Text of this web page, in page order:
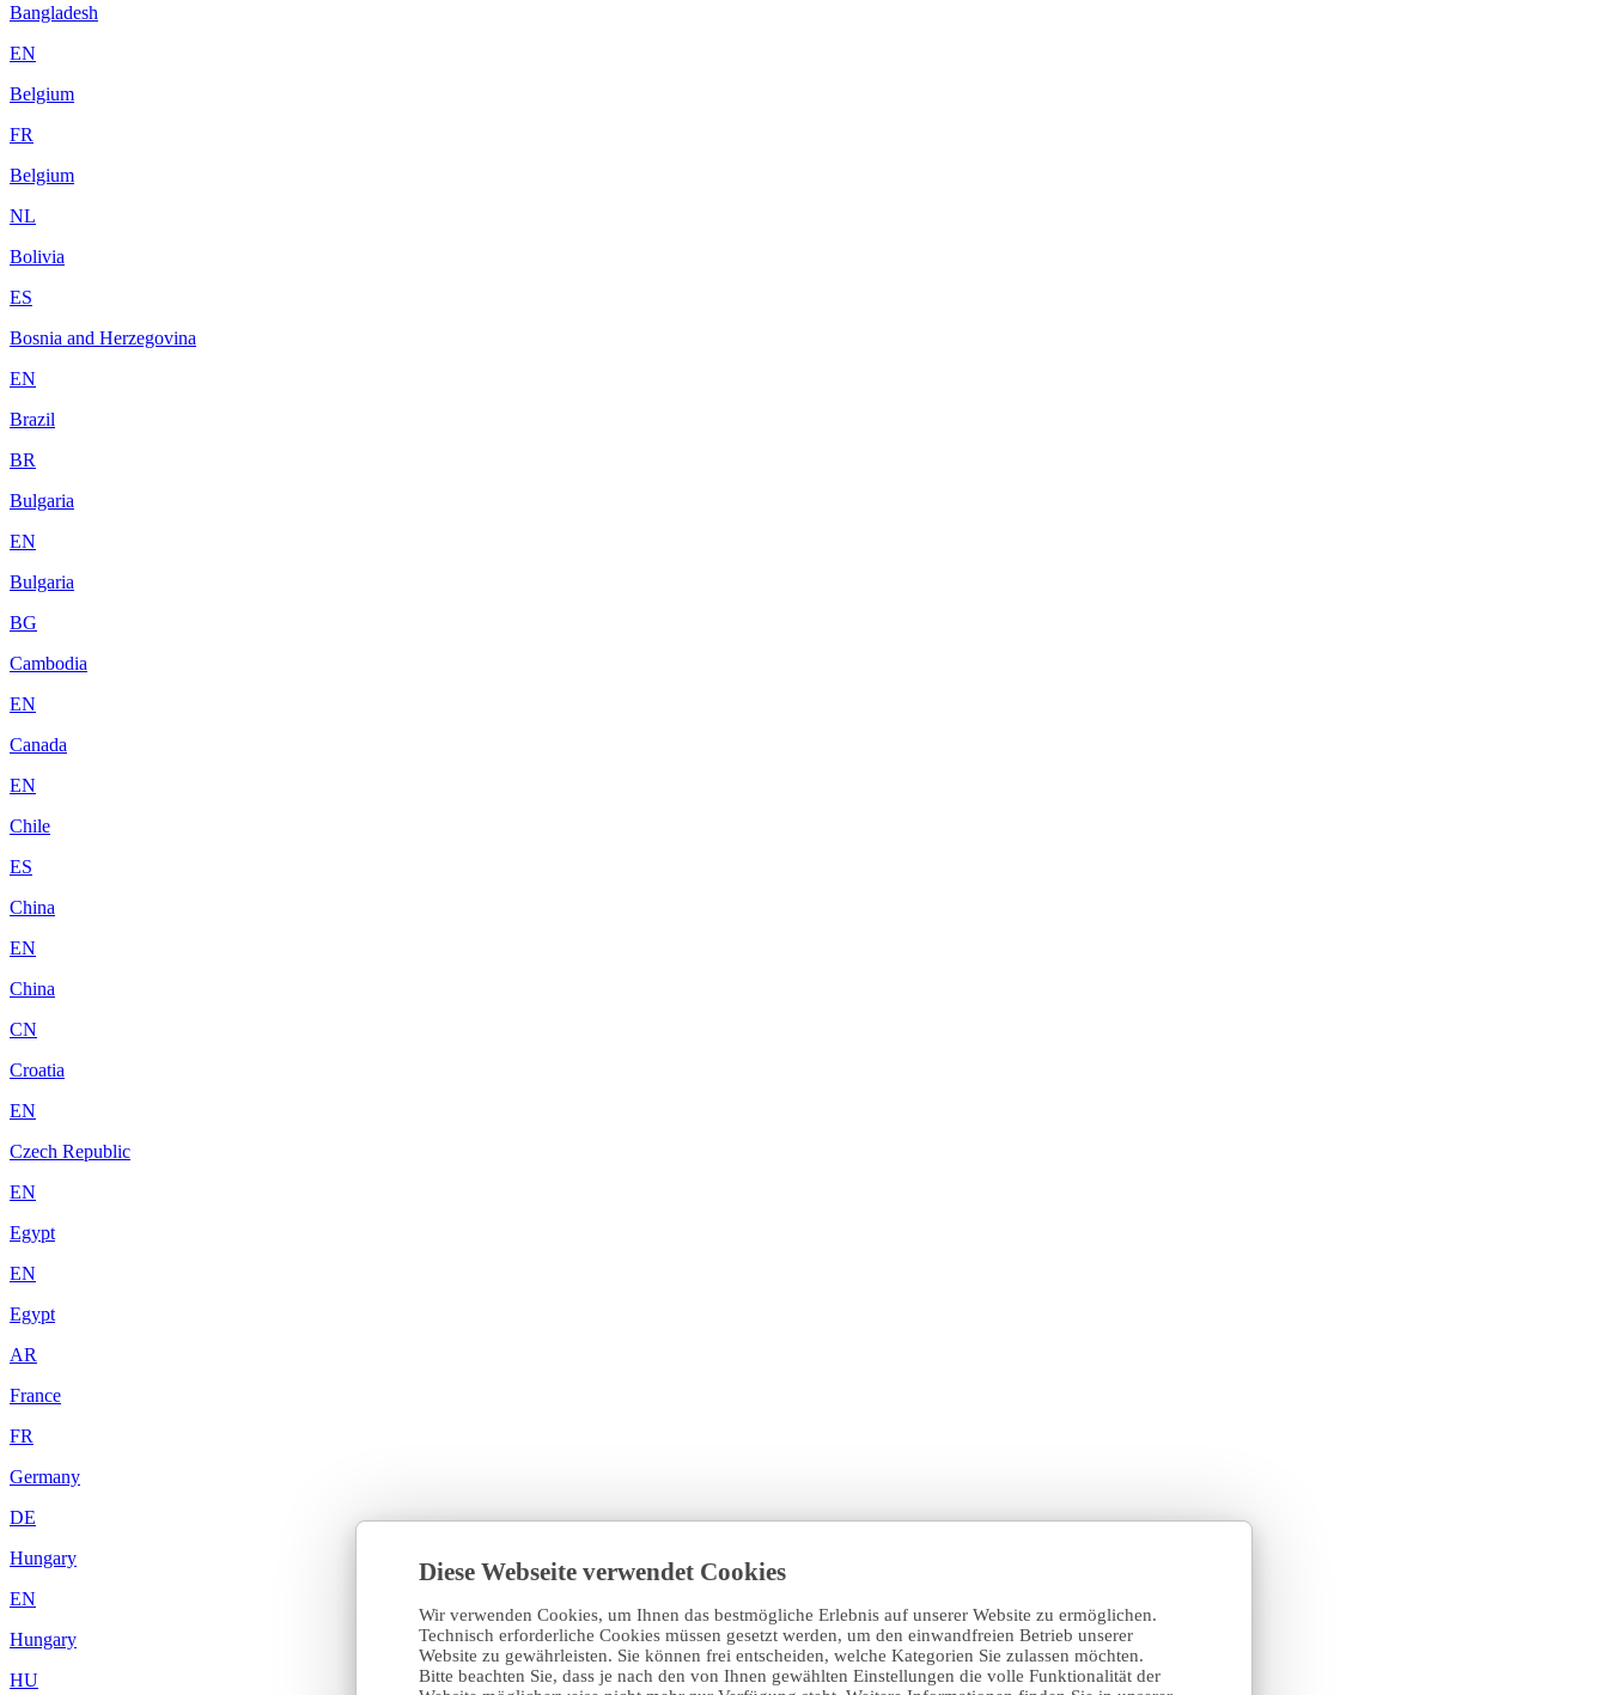
Diese Webseite verwendet Cookies
Wir verwenden Cookies, um Ihnen das bestmögliche Erlebnis auf unserer Website zu ermöglichen.
Technisch erforderliche Cookies müssen gesetzt werden, um den einwandfreien Betrieb unserer
Website zu gewährleisten. Sie können frei entscheiden, welche Kategorien Sie zulassen möchten.
Bitte beachten Sie, dass je nach den von Ihnen gewählten Einstellungen die volle Funktionalität der
Bangladesh
EN
Belgium
FR
Belgium
NL
Bolivia
ES
Bosnia and Herzegovina
EN
Brazil
BR
Bulgaria
EN
Bulgaria
BG
Cambodia
EN
Canada
EN
Chile
ES
China
EN
China
CN
Croatia
EN
Czech Republic
EN
Egypt
EN
Egypt
AR
France
FR
Germany
DE
Hungary
EN
Hungary
HU